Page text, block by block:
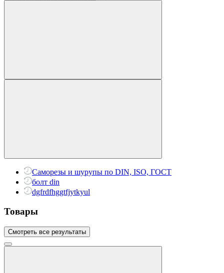
Саморезы и шурупы по DIN, ISO, ГОСТ
болт din
dgfrdfhggtfjytkyul
Товары
Смотреть все результаты